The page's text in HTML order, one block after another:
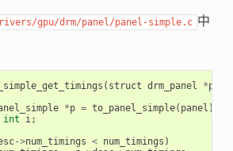
gpu/drm/panel/panel-simple.c 中
( struct drm_panel *
*p = to_panel_simple( panel );
int i ;
->num_timings < num_timings )